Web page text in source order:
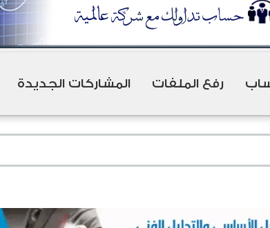
رفع الملفات المشاركات الجديدة